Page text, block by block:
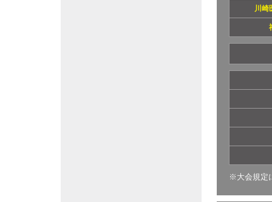
川崎
※大会規定